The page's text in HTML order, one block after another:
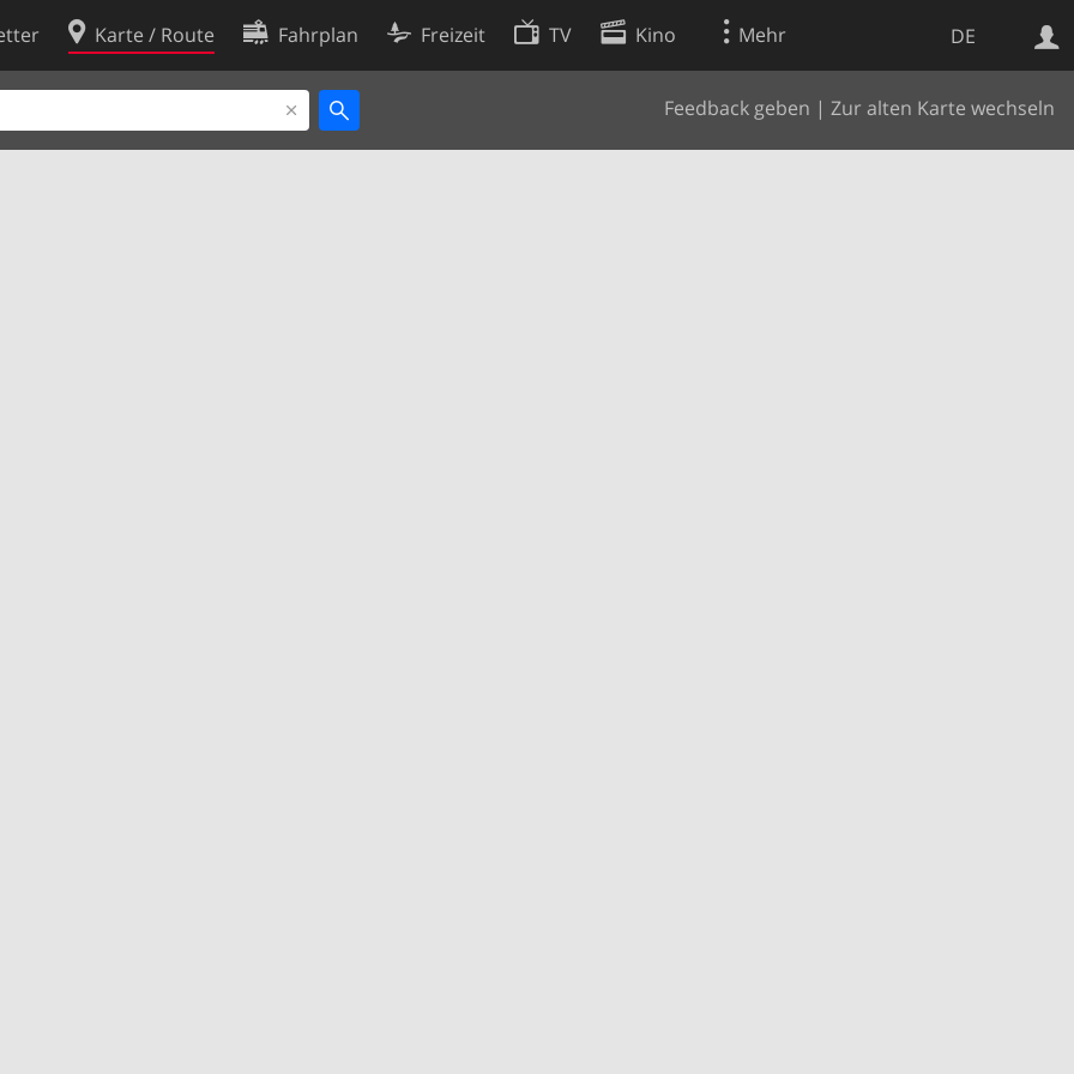
DE
Karte / Route Fahrplan Freizeit TV Kino Mehr
Feedback geben | Zur alten Karte wechseln
Websuche
Cookie-Richtlinie
Cookie-Einstellungen